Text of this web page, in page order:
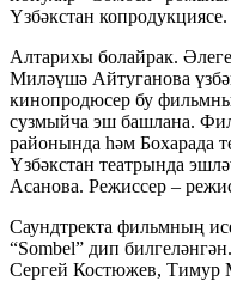
Үзбәкстан копродукциясе.
Алтарихы болайрак.
Миләүшә Айтуганова
кинопродюсер бу фильмны
сузмыйча эш башлана.
районында һәм Бохарада
Үзбәкстан театрында
Асанова. Режиссер –
Саундтректа фильмның
“Sombel” дип
Сергей Костюжев, Тимур